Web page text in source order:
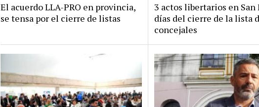
El acuerdo LLA-PRO en provincia,
se tensa por el cierre de listas
3 actos libertarios en San
días del cierre de la lista
concejales